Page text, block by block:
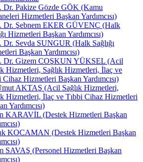
Dr. Pakize Gözde GÖK (Kamu
Hizmetleri Başkan Yardımcısı)
Dr. Şebnem EKER GÜVENÇ (Halk
Hizmetleri Başkan Yardımcısı)
Dr. Sevda SUNGUR (Halk Sağlığı
Başkan Yardımcısı)
Dr. Gizem COŞKUN YÜKSEL (Acil
Hizmetleri, Sağlık Hizmetleri, İlaç ve
Cihaz Hizmetleri Başkan Yardımcısı)
AKTAŞ (Acil Sağlık Hizmetleri,
Hizmetleri, İlaç ve Tıbbi Cihaz Hizmetleri
Yardımcısı)
KARAVİL (Destek Hizmetleri Başkan
KOCAMAN (Destek Hizmetleri Başkan
SAVAŞ (Personel Hizmetleri Başkan